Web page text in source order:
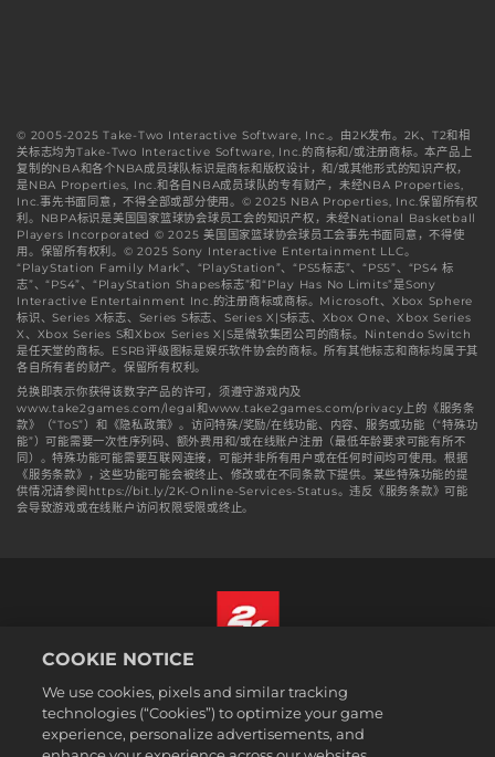
© 2005-2025 Take-Two Interactive Software, Inc.。由2K发布。2K、T2和相
关标志均为Take-Two Interactive Software, Inc.的商标和/或注册商标。本产品上
复制的NBA和各个NBA成员球队标识是商标和版权设计，和/或其他形式的知识产权，
是NBA Properties, Inc.和各自NBA成员球队的专有财产，未经NBA Properties,
Inc.事先书面同意，不得全部或部分使用。© 2025 NBA Properties, Inc.保留所有权
利。NBPA标识是美国国家篮球协会球员工会的知识产权，未经National Basketball
Players Incorporated © 2025 美国国家篮球协会球员工会事先书面同意，不得使
用。保留所有权利。© 2025 Sony Interactive Entertainment LLC。
“PlayStation Family Mark”、“PlayStation”、“PS5标志”、“PS5”、“PS4 标
志”、“PS4”、“PlayStation Shapes标志”和“Play Has No Limits”是Sony
Interactive Entertainment Inc.的注册商标或商标。Microsoft、Xbox Sphere
标识、Series X标志、Series S标志、Series X|S标志、Xbox One、Xbox Series
X、Xbox Series S和Xbox Series X|S是微软集团公司的商标。Nintendo Switch
是任天堂的商标。ESRB评级图标是娱乐软件协会的商标。所有其他标志和商标均属于其
各自所有者的财产。保留所有权利。
兑换即表示你获得该数字产品的许可，须遵守游戏内及
www.take2games.com/legal和www.take2games.com/privacy上的《服务条
款》（“ToS”）和《隐私政策》。访问特殊/奖励/在线功能、内容、服务或功能（“特殊功
能”）可能需要一次性序列码、额外费用和/或在线账户注册（最低年龄要求可能有所不
同）。特殊功能可能需要互联网连接，可能并非所有用户或在任何时间均可使用。根据
《服务条款》，这些功能可能会被终止、修改或在不同条款下提供。某些特殊功能的提
供情况请参阅https://bit.ly/2K-Online-Services-Status。违反《服务条款》可能
会导致游戏或在线账户访问权限受限或终止。
法规
隐私政策
简体中文
COOKIE NOTICE
We use cookies, pixels and similar tracking
technologies (“Cookies”) to optimize your game
experience, personalize advertisements, and